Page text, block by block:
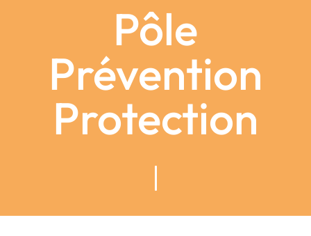
Pôle
Prévention
Protection